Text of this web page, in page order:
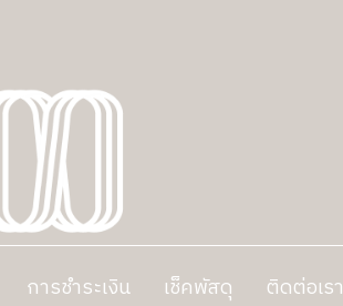
การชำระเงิน เช็คพัสดุ ติดต่อเรา